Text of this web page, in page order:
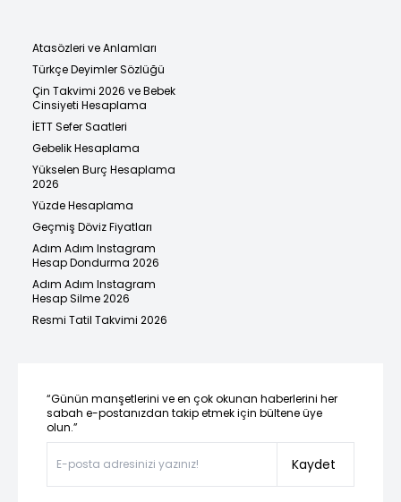
Atasözleri ve Anlamları
Türkçe Deyimler Sözlüğü
Çin Takvimi 2026 ve Bebek
Cinsiyeti Hesaplama
İETT Sefer Saatleri
Gebelik Hesaplama
Yükselen Burç Hesaplama
2026
Yüzde Hesaplama
Geçmiş Döviz Fiyatları
Adım Adım Instagram
Hesap Dondurma 2026
Adım Adım Instagram
Hesap Silme 2026
Resmi Tatil Takvimi 2026
“Günün manşetlerini ve en çok okunan haberlerini her
sabah e-postanızdan takip etmek için bültene üye
olun.”
Kaydet